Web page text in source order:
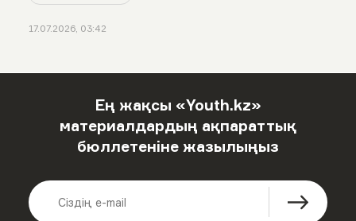
17.07.2026, 03:42
Ең жақсы «Youth.kz»
материалдардың ақпараттық
бюллетеніне жазылыңыз